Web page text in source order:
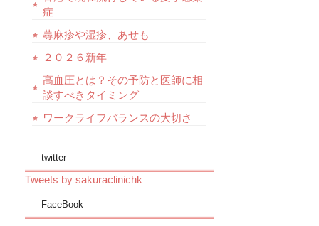
症
蕁麻疹や湿疹、あせも
２０２６新年
高血圧とは？その予防と医師に相
談すべきタイミング
ワークライフバランスの大切さ
twitter
Tweets by sakuraclinichk
FaceBook